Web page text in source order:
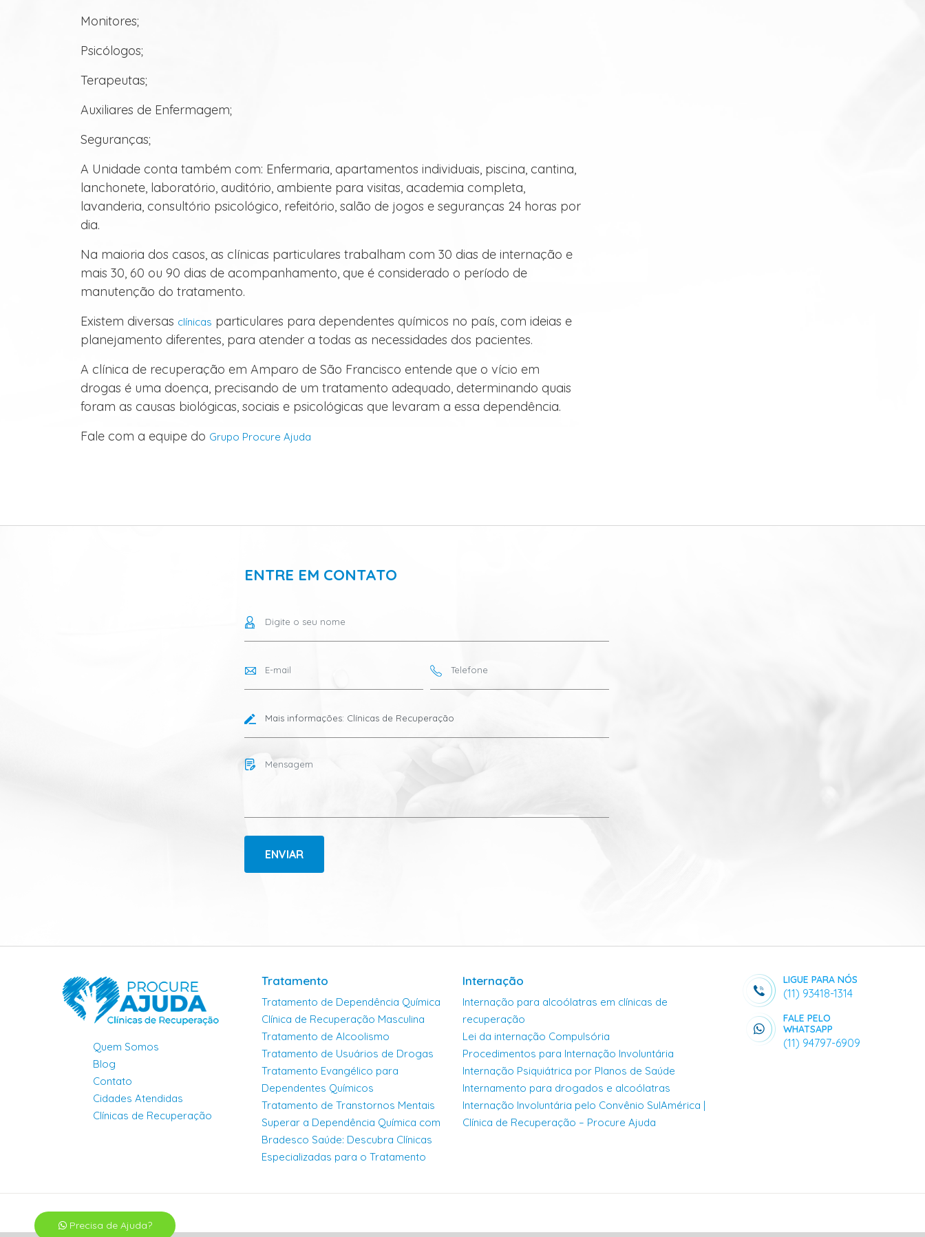
Precisa de Ajuda?
Monitores;
Psicólogos;
Terapeutas;
Auxiliares de Enfermagem;
Seguranças;
A Unidade conta também com: Enfermaria, apartamentos individuais, piscina, cantina,
lanchonete, laboratório, auditório, ambiente para visitas, academia completa,
lavanderia, consultório psicológico, refeitório, salão de jogos e seguranças 24 horas por
dia.
Na maioria dos casos, as clínicas particulares trabalham com 30 dias de internação e
mais 30, 60 ou 90 dias de acompanhamento, que é considerado o período de
manutenção do tratamento.
Existem diversas clínicas particulares para dependentes químicos no país, com ideias e
planejamento diferentes, para atender a todas as necessidades dos pacientes.
A clínica de recuperação em Amparo de São Francisco entende que o vício em
drogas é uma doença, precisando de um tratamento adequado, determinando quais
foram as causas biológicas, sociais e psicológicas que levaram a essa dependência.
Fale com a equipe do Grupo Procure Ajuda
ENTRE EM CONTATO
ENVIAR
Quem Somos
Blog
Contato
Cidades Atendidas
Clínicas de Recuperação
Tratamento
Tratamento de Dependência Química
Clínica de Recuperação Masculina
Tratamento de Alcoolismo
Tratamento de Usuários de Drogas
Tratamento Evangélico para
Dependentes Químicos
Tratamento de Transtornos Mentais
Superar a Dependência Química com
Bradesco Saúde: Descubra Clínicas
Especializadas para o Tratamento
Internação
Internação para alcoólatras em clínicas de
recuperação
Lei da internação Compulsória
Procedimentos para Internação Involuntária
Internação Psiquiátrica por Planos de Saúde
Internamento para drogados e alcoólatras
Internação Involuntária pelo Convênio SulAmérica |
Clínica de Recuperação – Procure Ajuda
LIGUE PARA NÓS
(11) 93418-1314
FALE PELO
WHATSAPP
(11) 94797-6909